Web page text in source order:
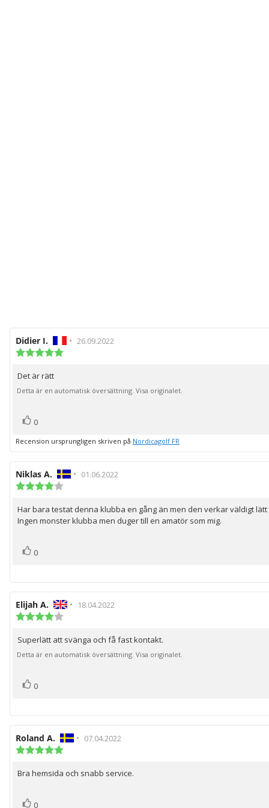
Recensionsförfattare:
Didier I. • Recensionsdatum:
26.09.2022
stjärnor
Recensionstext:
Det är rätt
Detta är en automatisk översättning. Visa originalet.
Rösta
0
Recension ursprungligen skriven på Nordicagolf FR
Recensionsförfattare:
Niklas A. • Recensionsdatum:
01.06.2022
utav
5
stjärnor
Recensionstext:
Har bara testat denna klubba en gång än men den verkar väldigt lätt
Ingen monster klubba men duger till en amatör som mig.
Rösta
0
Recensionsförfattare:
Elijah A. • Recensionsdatum:
18.04.2022
utav
5
stjärnor
Recensionstext:
Superlätt att svänga och få fast kontakt.
Detta är en automatisk översättning. Visa originalet.
Rösta
0
Recensionsförfattare:
Roland A. • Recensionsdatum:
07.04.2022
utav
5
Recensionstext:
Bra hemsida och snabb service.
Rösta
0